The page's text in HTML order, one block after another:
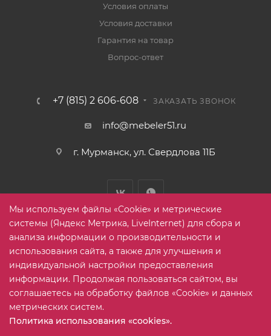
Условия оплаты
Условия доставки
Гарантия на товар
Вопрос-ответ
+7 (815) 2 606-608 ЗАКАЗАТЬ ЗВОНОК
info@mebeler51.ru
г. Мурманск, ул. Свердлова 11Б
2005-2026 © mebelier51.ru - модный интернет-магазин не
дорогой корпусной мебели. Все права защищены.
Мы используем файлы «Cookie» и метрические
системы (Яндекс Метрика, LiveInternet) для сбора и
анализа информации о производительности и
использования сайта, а также для улучшения и
индивидуальной настройки предоставления
информации. Продолжая пользоваться сайтом, вы
соглашаетесь на обработку файлов «Cookie» и данных
метрических систем.
Политика использования «cookies».